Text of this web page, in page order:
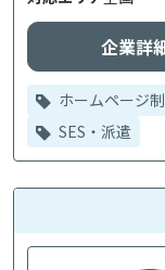
企業詳
ホームページ
SES・派遣